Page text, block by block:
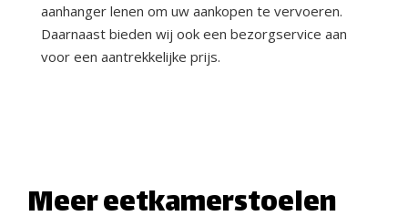
aanhanger lenen om uw aankopen te vervoeren.
Daarnaast bieden wij ook een bezorgservice aan
voor een aantrekkelijke prijs.
Meer eetkamerstoelen